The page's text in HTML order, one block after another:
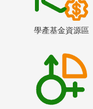
學產基金資源區